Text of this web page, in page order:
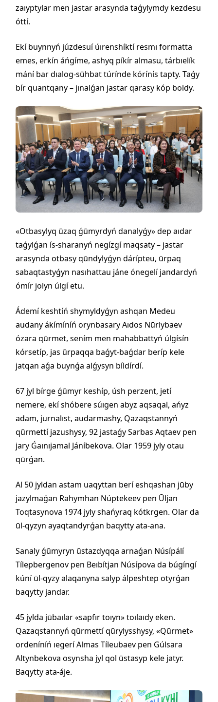
zaıyptylar men jastar arasynda taǵylymdy kezdesu
óttí.
Ekí buynnyń júzdesuí úırenshíktí resmı formatta
emes, erkín áńgíme, ashyq píkír almasu, tárbıelík
mání bar dıalog-sūhbat túrínde kórínís tapty. Taǵy
bír quantqany – jınalǵan jastar qarasy kóp boldy.
«Otbasylyq ūzaq ǵūmyrdyń danalyǵy» dep aıdar
taǵylǵan ís-sharanyń negízgí maqsaty – jastar
arasynda otbasy qūndylyǵyn dárípteu, ūrpaq
sabaqtastyǵyn nasıhattau jáne ónegelí jandardyń
ómír jolyn úlgí etu.
Ádemí keshtíń shymyldyǵyn ashqan Medeu
audany ákímíníń orynbasary Aıdos Nūrlybaev
ózara qūrmet, sením men mahabbattyń úlgísín
kórsetíp, jas ūrpaqqa baǵyt-baǵdar beríp kele
jatqan aǵa buynǵa alǵysyn bíldírdí.
67 jyl bírge ǵūmyr keshíp, úsh perzent, jetí
nemere, ekí shóbere súıgen abyz aqsaqal, ańyz
adam, jurnalıst, audarmashy, Qazaqstannyń
qūrmettí jazushysy, 92 jastaǵy Sarbas Aqtaev pen
jary Ǵaınıjamal Jáníbekova. Olar 1959 jyly otau
qūrǵan.
Al 50 jyldan astam uaqyttan berí eshqashan jūby
jazylmaǵan Rahymhan Núptekeev pen Ūljan
Toqtasynova 1974 jyly shańyraq kótkrgen. Olar da
ūl-qyzyn ayaqtandyrǵan baqytty ata-ana.
Sanaly ǵūmyryn ūstazdyqqa arnaǵan Núsípálí
Tílepbergenov pen Beıbítjan Núsípova da búgíngí
kúní ūl-qyzy alaqanyna salyp álpeshtep otyrǵan
baqytty jandar.
45 jylda jūbaılar «sapfır toıyn» toılaıdy eken.
Qazaqstannyń qūrmettí qūrylysshysy, «Qūrmet»
ordeníníń ıegerí Almas Tíleubaev pen Gúlsara
Altynbekova osynsha jyl qol ūstasyp kele jatyr.
Baqytty ata-áje.